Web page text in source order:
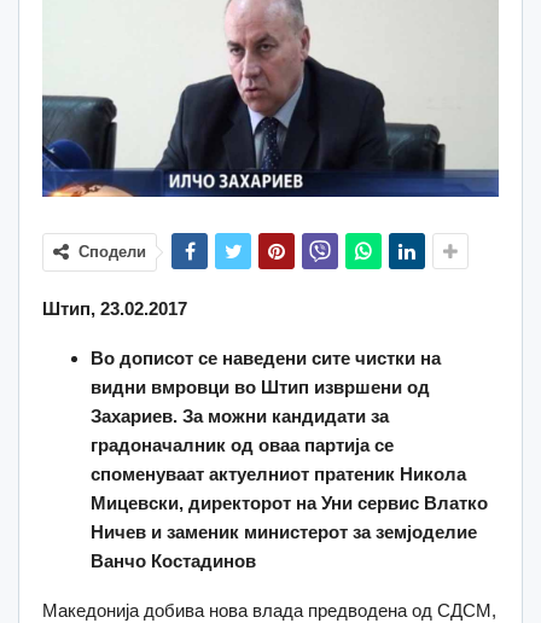
Сподели
Штип, 23.02.2017
Во дописот се наведени сите чистки на
видни вмровци во Штип извршени од
Захариев. За можни кандидати за
градоначалник од оваа партија се
споменуваат актуелниот пратеник Никола
Мицевски, директорот на Уни сервис Влатко
Ничев и заменик министерот за земјоделие
Ванчо Костадинов
Македонија добива нова влада предводена од СДСМ,